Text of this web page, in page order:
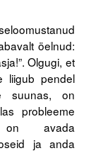
öelnud:
Olgugi, et
liigub pendel
suunas, on
probleeme
on avada
ja anda